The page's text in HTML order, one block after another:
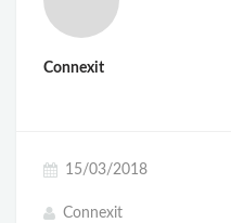
Connexit
15/03/2018
Connexit